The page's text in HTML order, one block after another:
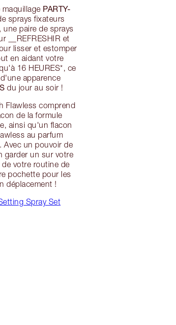
PARTY-
sprays fixateurs
, une paire de sprays
__REFRESHIR et
lisser et estomper
en aidant votre
16 HEURES*, ce
apparence
du jour au soir !
Flawless comprend
de la formule
ainsi qu'un flacon
au parfum
Avec un pouvoir de
garder un sur votre
votre routine de
pochette pour les
déplacement !
Spray Set